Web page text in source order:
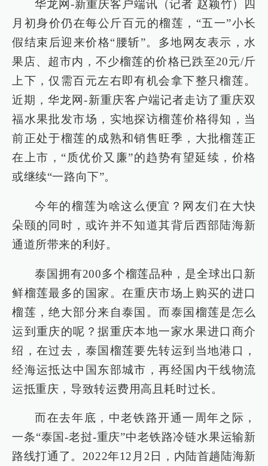
华龙网-新重庆客户端讯（记者 赵颖竹）四
月初身价仍在每公斤百元的榴莲，“五一”小长
假结束后迎来价格“腰斩”。多地网友表示，水
果店、超市内，不少榴莲的价格已跌至20元/斤
上下，仅需百元左右即有机会拿下整只榴莲。
近期，华龙网-新重庆客户端记者走访了重庆双
福水果批发市场，实地探访榴莲价格得知，当
前正处于榴莲的成熟和销售旺季，大批榴莲正
在上市，“质优价又廉”的趋势有望延续，价格
或继续“一路向下”。
今年的榴莲为啥这么便宜？网友们在大快
朵颐的同时，或许并不知道其背后西部陆海新
通道所带来的利好。
泰国拥有200多个榴莲品种，是全球出口新
鲜榴莲最多的国家。在重庆市场上购买的进口
榴莲，绝大部分来自泰国。而泰国榴莲是怎么
运到重庆的呢？据重庆本地一家水果进口商介
绍，在过去，泰国榴莲要先转运到当地港口，
经海运抵达中国东部城市，再经国内干线物流
运抵重庆，导致转运费用高且耗时过长。
而在去年底，中老铁路开通一周年之际，
一条“泰国-老挝-重庆”中老铁路冷链水果运输新
路线打通了。2022年12月2日，内陆首趟陆海新